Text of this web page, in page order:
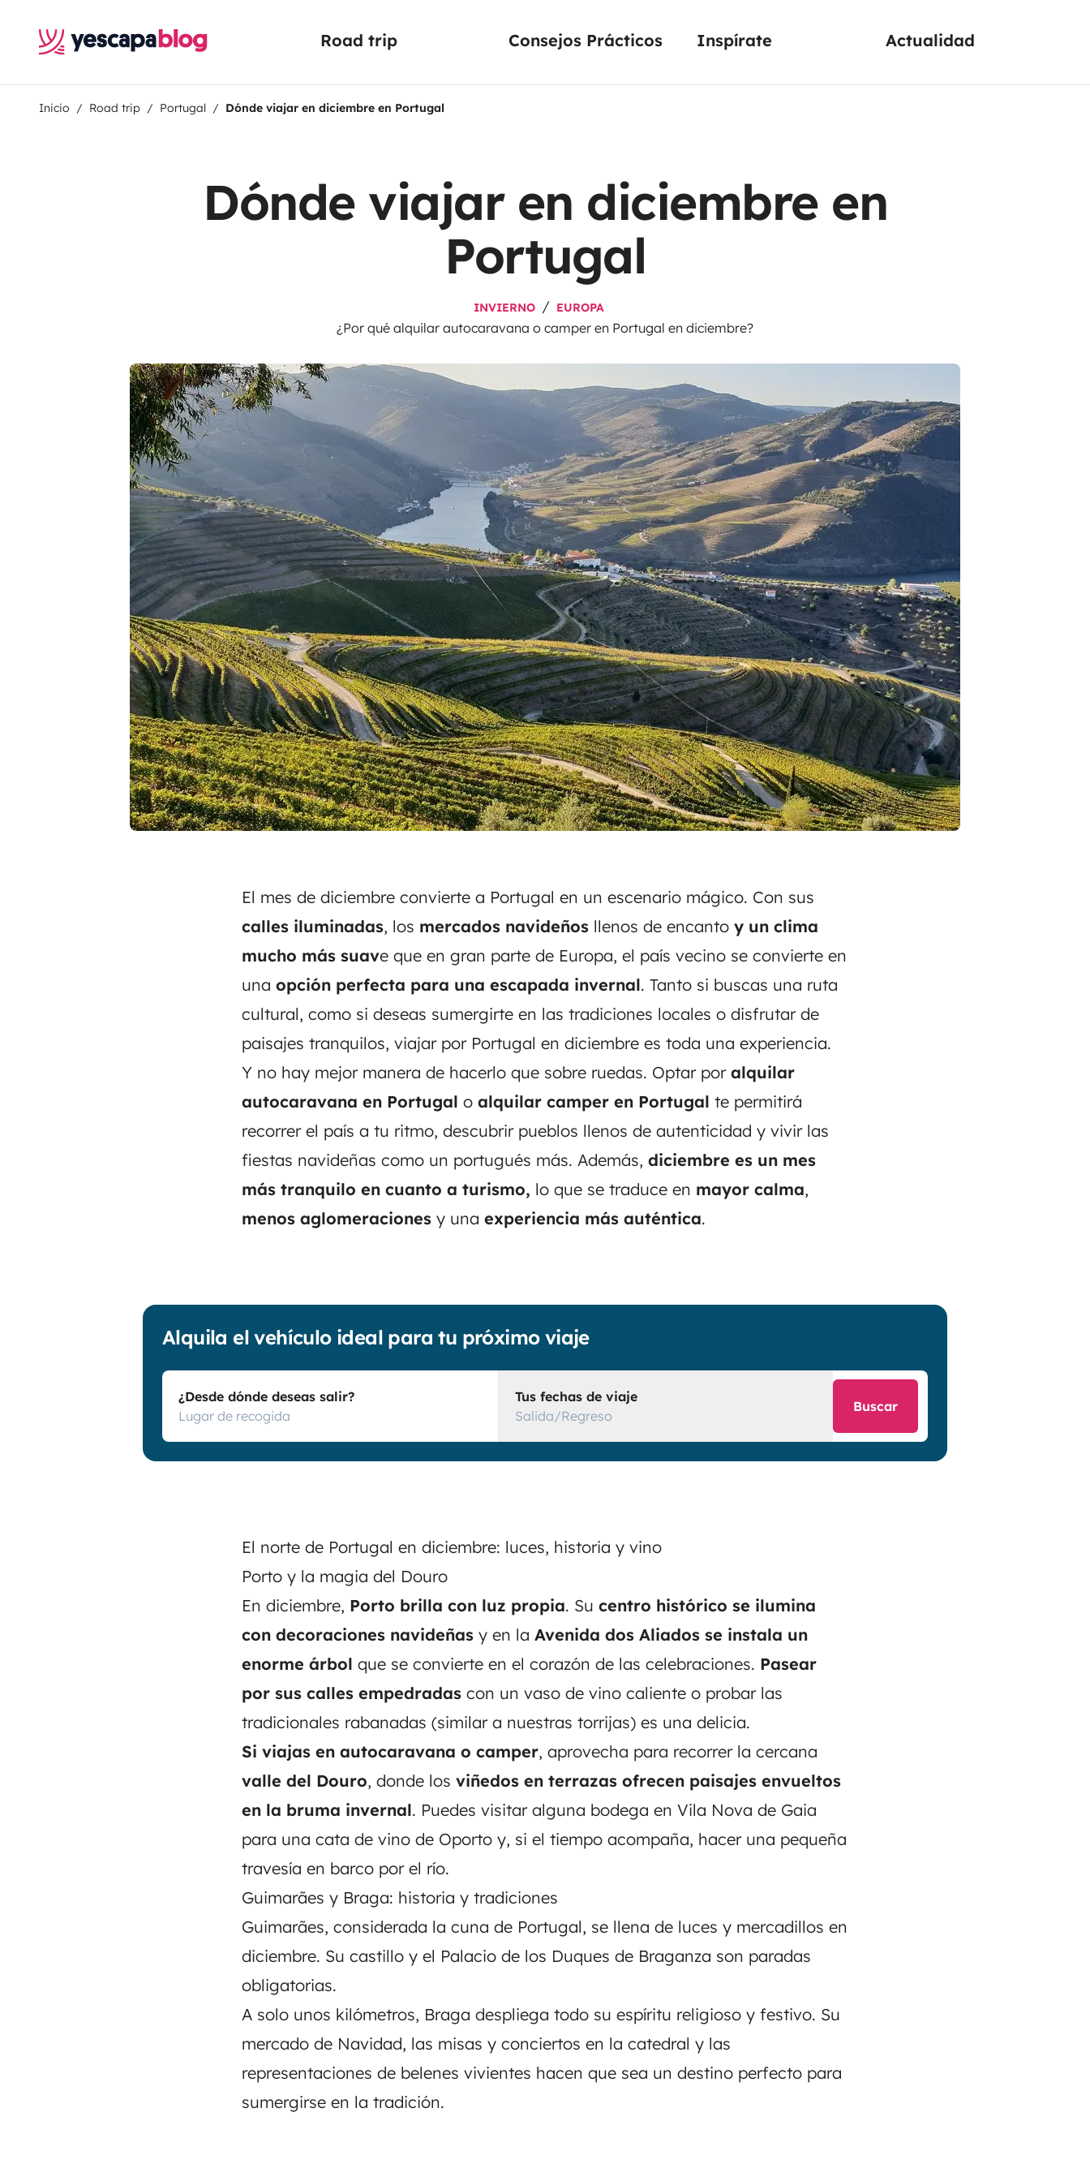
Road trip Consejos Prácticos Inspírate Actualidad
Inicio Road trip Portugal Dónde viajar en diciembre en Portugal
Dónde viajar en diciembre en
Portugal
INVIERNO EUROPA
¿Por qué alquilar autocaravana o camper en Portugal en diciembre?
El mes de diciembre convierte a Portugal en un escenario mágico. Con sus
calles iluminadas, los mercados navideños llenos de encanto y un clima
mucho más suave que en gran parte de Europa, el país vecino se convierte en
una opción perfecta para una escapada invernal. Tanto si buscas una ruta
cultural, como si deseas sumergirte en las tradiciones locales o disfrutar de
paisajes tranquilos, viajar por Portugal en diciembre es toda una experiencia.
Y no hay mejor manera de hacerlo que sobre ruedas. Optar por alquilar
autocaravana en Portugal o alquilar camper en Portugal te permitirá
recorrer el país a tu ritmo, descubrir pueblos llenos de autenticidad y vivir las
fiestas navideñas como un portugués más. Además, diciembre es un mes
más tranquilo en cuanto a turismo, lo que se traduce en mayor calma,
menos aglomeraciones y una experiencia más auténtica.
Alquila el vehículo ideal para tu próximo viaje
¿Desde dónde deseas salir?
Tus fechas de viaje
Salida/Regreso
Buscar
El norte de Portugal en diciembre: luces, historia y vino
Porto y la magia del Douro
En diciembre, Porto brilla con luz propia. Su centro histórico se ilumina
con decoraciones navideñas y en la Avenida dos Aliados se instala un
enorme árbol que se convierte en el corazón de las celebraciones. Pasear
por sus calles empedradas con un vaso de vino caliente o probar las
tradicionales rabanadas (similar a nuestras torrijas) es una delicia.
Si viajas en autocaravana o camper, aprovecha para recorrer la cercana
valle del Douro, donde los viñedos en terrazas ofrecen paisajes envueltos
en la bruma invernal. Puedes visitar alguna bodega en Vila Nova de Gaia
para una cata de vino de Oporto y, si el tiempo acompaña, hacer una pequeña
travesía en barco por el río.
Guimarães y Braga: historia y tradiciones
Guimarães, considerada la cuna de Portugal, se llena de luces y mercadillos en
diciembre. Su castillo y el Palacio de los Duques de Braganza son paradas
obligatorias.
A solo unos kilómetros, Braga despliega todo su espíritu religioso y festivo. Su
mercado de Navidad, las misas y conciertos en la catedral y las
representaciones de belenes vivientes hacen que sea un destino perfecto para
sumergirse en la tradición.